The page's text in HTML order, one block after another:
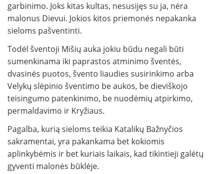
garbinimo. Joks kitas kultas, nesusijęs su ja, nėra
malonus Dievui. Jokios kitos priemonės nepakanka
sieloms pašventinti.
Todėl šventoji Mišių auka jokiu būdu negali būti
sumenkinama iki paprastos atminimo šventės,
dvasinės puotos, švento liaudies susirinkimo arba
Velykų slėpinio šventimo be aukos, be dieviškojo
teisingumo patenkinimo, be nuodėmių atpirkimo,
permaldavimo ir Kryžiaus.
Pagalba, kurią sieloms teikia Katalikų Bažnyčios
sakramentai, yra pakankama bet kokiomis
aplinkybėmis ir bet kuriais laikais, kad tikintieji galėtų
gyventi malonės būklėje.